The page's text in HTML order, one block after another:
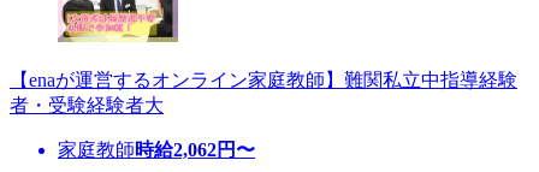
【enaが運営するオンライン家庭教師】難関私立中指導経験
者・受験経験者大
家庭教師時給2,062円〜